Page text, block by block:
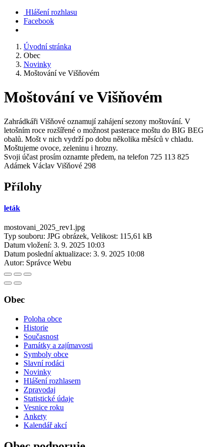
Hlášení rozhlasu
Facebook
Úvodní stránka
Obec
Novinky
Moštování ve Višňovém
Moštování ve Višňovém
Zahrádkáři Višňové oznamují zahájení sezony moštování. V
letošním roce rozšířené o možnost pasterace moštu do BIG BEG
obalů. Mošt v nich vydrží po dobu několika měsíců v chladu.
Moštujeme ovoce, zeleninu i hrozny.
Svoji účast prosím oznamte předem, na telefon 725 113 825
Adámek Václav Višňové 298
Přílohy
leták
mostovani_2025_rev1.jpg
Typ souboru: JPG obrázek, Velikost: 115,61 kB
Datum vložení: 3. 9. 2025 10:03
Datum poslední aktualizace: 3. 9. 2025 10:08
Autor: Správce Webu
Obec
Poloha obce
Historie
Současnost
Památky a zajímavosti
Symboly obce
Slavní rodáci
Novinky
Hlášení rozhlasem
Zpravodaj
Statistické údaje
Vesnice roku
Ankety
Kalendář akcí